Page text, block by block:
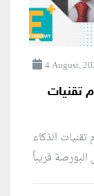
4 August,
تقنيات
الذكاء
قريباً